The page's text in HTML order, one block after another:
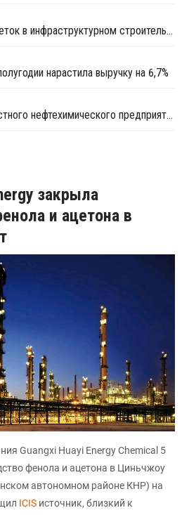
Применение ПЭ-георешеток в инфраструктурном строительстве позволяет сократить расход щебня на 30%
нарастила выручку на 6,7%
Ineos выходит из совместного нефтехимического предприятия с Sinopec
закрыла
и ацетона в
Guangxi Huayi Energy Chemical 5
фенола и ацетона в Циньчжоу
автономном районе КНР) на
ICIS источник, близкий к